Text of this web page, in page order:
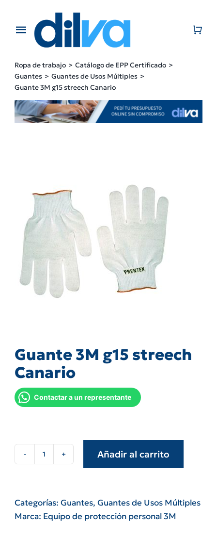
contentToggle
EMPRESA
PRODUCTOS
BLOG
Ropa de trabajo
Catálogo de EPP Certificado
Guantes
Guantes de Usos Múltiples
Guante 3M g15 streech Canario
Guante 3M g15 streech
Canario
Contactar a un representante
streech
Canario
Añadir al carrito
Categorías: Guantes, Guantes de Usos Múltiples
Marca: Equipo de protección personal 3M